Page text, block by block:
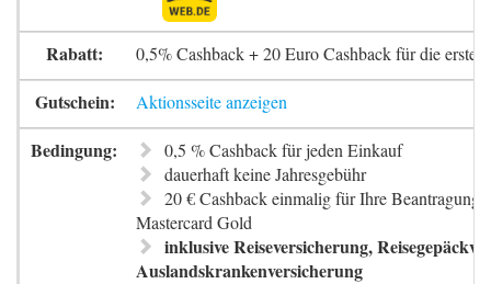
0,5% Cashback + 20 Euro Cashback für die erste
Aktionsseite anzeigen
0,5 % Cashback für jeden Einkauf
dauerhaft keine Jahresgebühr
20 € Cashback einmalig für Ihre Beantragung
Mastercard Gold
inklusive Reiseversicherung,
Auslandskrankenversicherung